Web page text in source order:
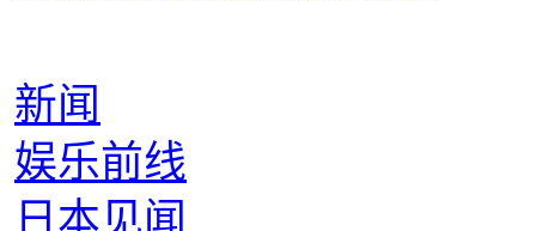
新闻
娱乐前线
日本见闻